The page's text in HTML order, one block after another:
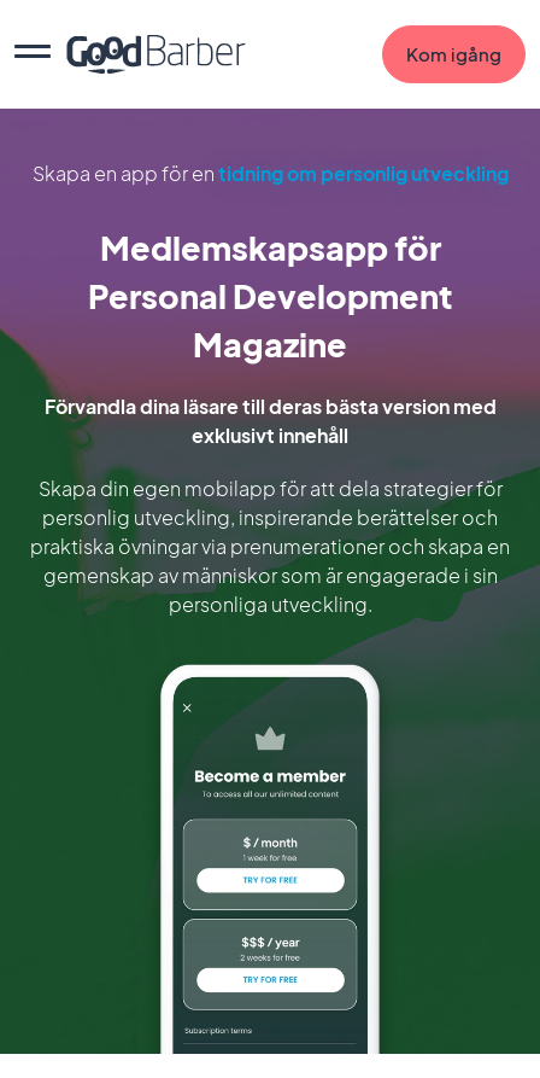
Kom igång
Skapa en app för entidning om personlig utveckling
Medlemskapsapp för
Personal Development
Magazine
Förvandla dina läsare till deras bästa version med
exklusivt innehåll
Skapa din egen mobilapp för att dela strategier för
personlig utveckling, inspirerande berättelser och
praktiska övningar via prenumerationer och skapa en
gemenskap av människor som är engagerade i sin
personliga utveckling.